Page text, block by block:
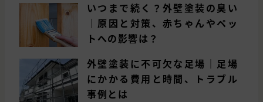
いつまで続く？外壁塗装の臭い
｜原因と対策、赤ちゃんやペッ
トへの影響は？
外壁塗装に不可欠な足場｜足場
にかかる費用と時間、トラブル
事例とは